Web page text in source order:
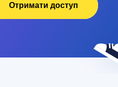
Отримати доступ